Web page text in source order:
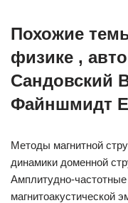
Похожие
физике ,
Сандовский
Файншмидт
Методы магнитной
динамики доменной
Амплитудно-частотные
магнитоакустической